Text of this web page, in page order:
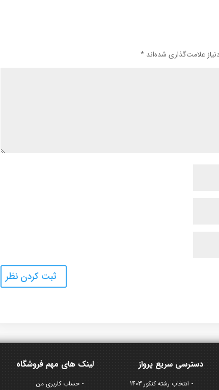
علامت‌گذاری شده‌اند*
لینک های مهم فروشگاه
حساب کاربری من
دسترسی سریع پرواز
انتخاب رشته کنکور 1403